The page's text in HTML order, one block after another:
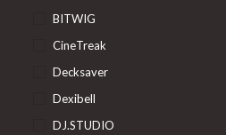
BITWIG
CineTreak
Decksaver
Dexibell
DJ.STUDIO